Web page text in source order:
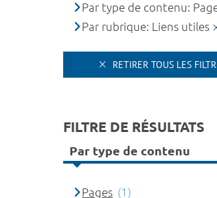
Par type de contenu:
Par rubrique: Liens utiles
RETIRER TOUS LES
FILTRE DE RÉSULTATS
Par type de contenu
Pages (1)